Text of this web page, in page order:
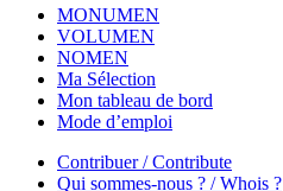
MONUMEN
VOLUMEN
NOMEN
Ma Sélection
Mon tableau de bord
Mode d’emploi
Contribuer / Contribute
Qui sommes-nous ? / Whois ?